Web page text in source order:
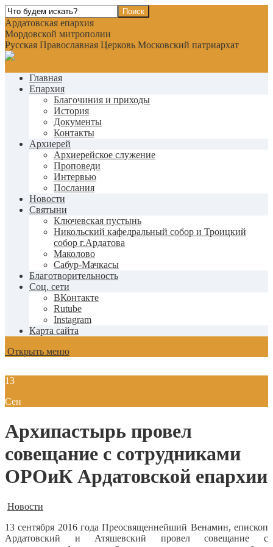
Ардатовская епархия
Мордовской митрополии
Русская Православная Церковь Московский патриархат
Главная
Епархия
Благочиния и приходы
История
Документы
Контакты
Архиерей
Архиерейское служение
Проповеди
Интервью
Послания
Новости
Святыни
Ключевская пустынь
Никольский кафедральный собор и Троицкий
собор г.Ардатова
Маколово
Сабур-Мачкасы
Благотворительность
Соц. сети
ВКонтакте
Rutube
Instagram
Карта сайта
Открыть меню
13
Сен
Архипастырь провел
совещание с сотрудниками
ОРОиК Ардатовской епархии
Новости
13 сентября 2016 года Преосвященнейший Венамин, епископ
Ардатовский и Атяшевский провел совещание с